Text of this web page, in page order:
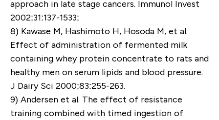
approach in late stage cancers. Immunol Invest
2002;31:137-1533;
8) Kawase M, Hashimoto H, Hosoda M, et al.
Effect of administration of fermented milk
containing whey protein concentrate to rats and
healthy men on serum lipids and blood pressure.
J Dairy Sci 2000;83:255-263.
9) Andersen et al. The effect of resistance
training combined with timed ingestion of